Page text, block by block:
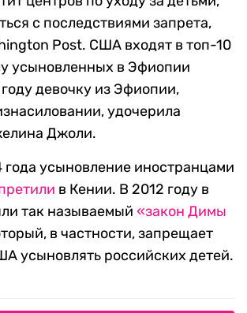
с последствиями запрета,
Post. США входят в топ-10
усыновленных в Эфиопии
девочку из Эфиопии,
удочерила
Джоли.
года усыновление иностранцами
в Кении. В 2012 году в
так называемый «закон Димы
в частности, запрещает
усыновлять российских детей.